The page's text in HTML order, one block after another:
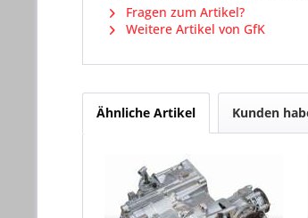
Fragen zum Artikel?
Weitere Artikel von GfK
Ähnliche Artikel Kunden